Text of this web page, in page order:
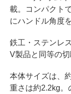
載。コンパクト
にハンドル角度
鉄工・ステンレ
V製品と同等の
本体サイズは、
重さは約2.2kg。